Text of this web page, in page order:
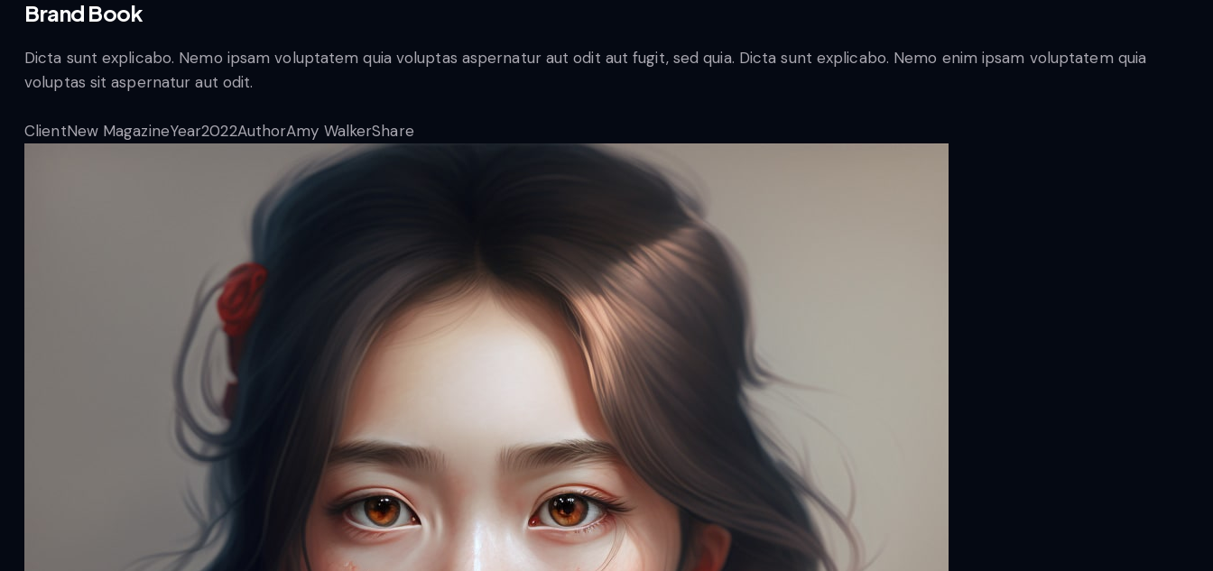
Brand Book
Dicta sunt explicabo. Nemo ipsam voluptatem quia voluptas aspernatur aut odit aut fugit, sed quia. Dicta sunt explicabo. Nemo enim ipsam voluptatem quia
voluptas sit aspernatur aut odit.
ClientNew MagazineYear2022AuthorAmy WalkerShare